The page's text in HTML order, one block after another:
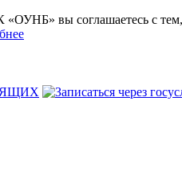
вы соглашаетесь с